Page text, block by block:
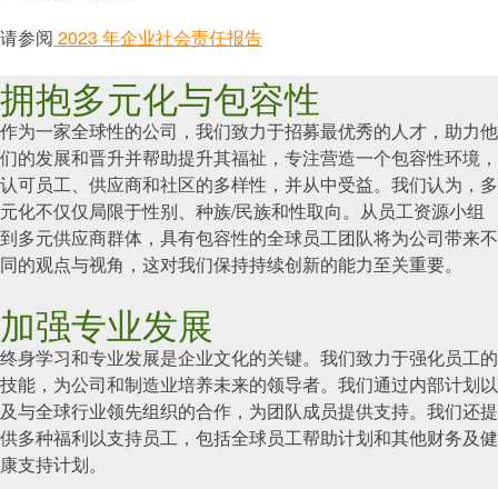
投资者
职业
新闻
地点
工程工具
TIMKEN
WORLD
LANGUAGES
请参阅 2023 年企业社会责任报告
拥抱多元化与包容性
作为一家全球性的公司，我们致力于招募最优秀的人才，助力他
们的发展和晋升并帮助提升其福祉，专注营造一个包容性环境，
认可员工、供应商和社区的多样性，并从中受益。我们认为，多
元化不仅仅局限于性别、种族/民族和性取向。从员工资源小组
到多元供应商群体，具有包容性的全球员工团队将为公司带来不
同的观点与视角，这对我们保持持续创新的能力至关重要。
加强专业发展
终身学习和专业发展是企业文化的关键。我们致力于强化员工的
技能，为公司和制造业培养未来的领导者。我们通过内部计划以
及与全球行业领先组织的合作，为团队成员提供支持。我们还提
供多种福利以支持员工，包括全球员工帮助计划和其他财务及健
康支持计划。